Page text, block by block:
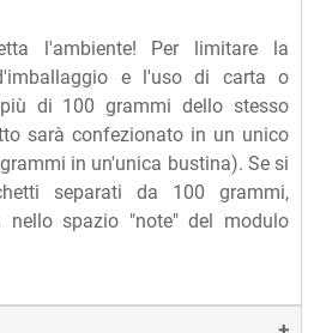
l'ambiente! Per limitare la
e l'uso di carta o
di 100 grammi dello stesso
sarà confezionato in un unico
in un'unica bustina). Se si
separati da 100 grammi,
nello spazio "note" del modulo